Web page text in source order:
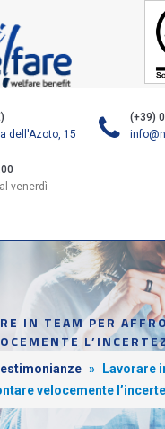
dell'Azoto, 15
(+39)
venerdì
IN TEAM PER
»
Lavorare
velocemente